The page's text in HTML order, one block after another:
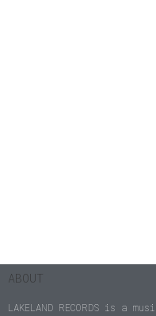
ABOUT
LAKELAND RECORDS is